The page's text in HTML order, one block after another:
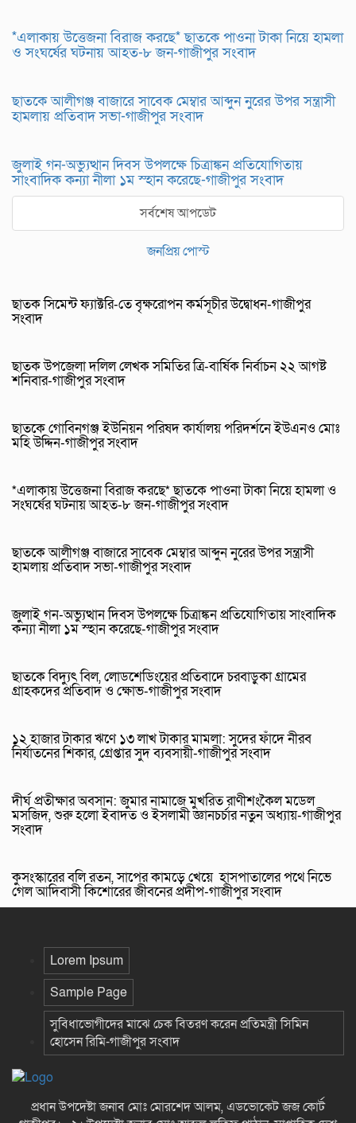
*এলাকায় উত্তেজনা বিরাজ করছে* ছাতকে পাওনা টাকা নিয়ে হামলা
ও সংঘর্ষের ঘটনায় আহত-৮ জন-গাজীপুর সংবাদ
ছাতকে আলীগঞ্জ বাজারে সাবেক মেম্বার আব্দুন নুরের উপর সন্ত্রাসী
হামলায় প্রতিবাদ সভা-গাজীপুর সংবাদ
জুলাই গন-অভ্যুত্থান দিবস উপলক্ষে চিত্রাঙ্কন প্রতিযোগিতায়
সাংবাদিক কন্যা নীলা ১ম স্হান করেছে-গাজীপুর সংবাদ
সর্বশেষ আপডেট
জনপ্রিয় পোস্ট
ছাতক সিমেন্ট ফ্যাক্টরি-তে বৃক্ষরোপন কর্মসূচীর উদ্বোধন-গাজীপুর
সংবাদ
ছাতক উপজেলা দলিল লেখক সমিতির ত্রি-বার্ষিক নির্বাচন ২২ আগষ্ট
শনিবার-গাজীপুর সংবাদ
ছাতকে গোবিনগঞ্জ ইউনিয়ন পরিষদ কার্যালয় পরিদর্শনে ইউএনও মোঃ
মহি উদ্দিন-গাজীপুর সংবাদ
*এলাকায় উত্তেজনা বিরাজ করছে* ছাতকে পাওনা টাকা নিয়ে হামলা ও
সংঘর্ষের ঘটনায় আহত-৮ জন-গাজীপুর সংবাদ
ছাতকে আলীগঞ্জ বাজারে সাবেক মেম্বার আব্দুন নুরের উপর সন্ত্রাসী
হামলায় প্রতিবাদ সভা-গাজীপুর সংবাদ
জুলাই গন-অভ্যুত্থান দিবস উপলক্ষে চিত্রাঙ্কন প্রতিযোগিতায় সাংবাদিক
কন্যা নীলা ১ম স্হান করেছে-গাজীপুর সংবাদ
ছাতকে বিদ্যুৎ বিল, লোডশেডিংয়ের প্রতিবাদে চরবাড়ুকা গ্রামের
গ্রাহকদের প্রতিবাদ ও ক্ষোভ-গাজীপুর সংবাদ
১২ হাজার টাকার ঋণে ১৩ লাখ টাকার মামলা: সুদের ফাঁদে নীরব
নির্যাতনের শিকার, গ্রেপ্তার সুদ ব্যবসায়ী-গাজীপুর সংবাদ
দীর্ঘ প্রতীক্ষার অবসান: জুমার নামাজে মুখরিত রাণীশংকৈল মডেল
মসজিদ, শুরু হলো ইবাদত ও ইসলামী জ্ঞানচর্চার নতুন অধ্যায়-গাজীপুর
সংবাদ
কুসংস্কারের বলি রতন, সাপের কামড়ে খেয়ে হাসপাতালের পথে নিভে
গেল আদিবাসী কিশোরের জীবনের প্রদীপ-গাজীপুর সংবাদ
Lorem Ipsum
Sample Page
সুবিধাভোগীদের মাঝে চেক বিতরণ করেন প্রতিমন্ত্রী সিমিন
হোসেন রিমি-গাজীপুর সংবাদ
প্রধান উপদেষ্টা জনাব মোঃ মোরশেদ আলম, এডভোকেট জজ কোর্ট